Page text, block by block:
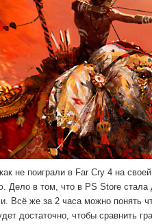
не поиграли в Far Cry 4 на
Дело в том, что в PS Store
Всё же за 2 часа можно понять
достаточно, чтобы сравнить